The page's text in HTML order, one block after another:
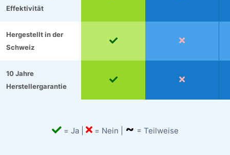
Effektivität
Hergestellt in der
Schweiz
 
10 Jahre
Herstellergarantie
 
= Ja | = Nein | ~ = Teilweise